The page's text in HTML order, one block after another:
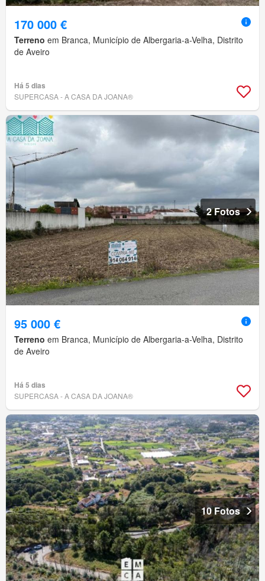
170 000 €
Terreno em Branca, Município de Albergaria-a-Velha, Distrito
de Aveiro
Há 5 dias
SUPERCASA - A CASA DA JOANA®
2 Fotos
95 000 €
Terreno em Branca, Município de Albergaria-a-Velha, Distrito
de Aveiro
Há 5 dias
SUPERCASA - A CASA DA JOANA®
10 Fotos